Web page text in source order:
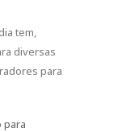
tem,
diversas
para
para